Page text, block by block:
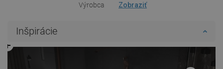
Výrobca Zobraziť
Inšpirácie